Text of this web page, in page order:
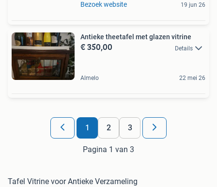
Bezoek website 19 jun 26
Antieke theetafel met glazen vitrine
€ 350,00 Details
Almelo 22 mei 26
1 2 3
Pagina 1 van 3
Tafel Vitrine voor Antieke Verzameling